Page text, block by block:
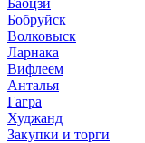
Баоцзи
Бобруйск
Волковыск
Ларнака
Вифлеем
Анталья
Гагра
Худжанд
Закупки и торги